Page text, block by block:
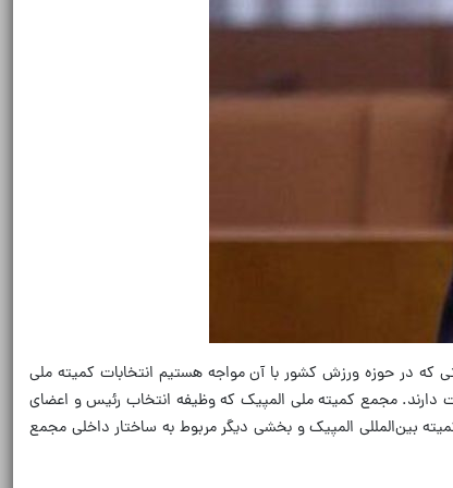
که در حوزه ورزش کشور با آن مواجه هستیم انتخابات کمیته ملی
دارند. مجمع کمیته ملی المپیک که وظیفه انتخاب رئیس و اعضای
بین‌المللی المپیک و بخشی دیگر مربوط به ساختار داخلی مجمع